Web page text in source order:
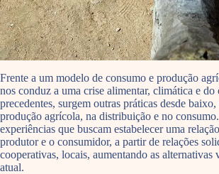
Frente a um modelo de consumo e produção
nos conduz a uma crise alimentar, climática e do
precedentes, surgem outras práticas desde baixo,
produção agrícola, na distribuição e no
experiências que buscam estabelecer uma
produtor e o consumidor, a partir de relações
cooperativas, locais, aumentando as alternativas
atual.